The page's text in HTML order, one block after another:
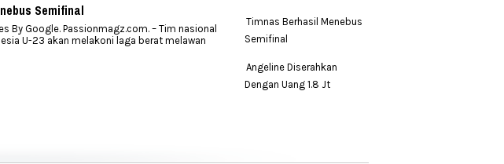
Semifinal
By Google. Passionmagz.com. – Tim nasional
U-23 akan melakoni laga berat melawan
Timnas Berhasil Menebus
Semifinal
Angeline Diserahkan
Dengan Uang 1.8 Jt